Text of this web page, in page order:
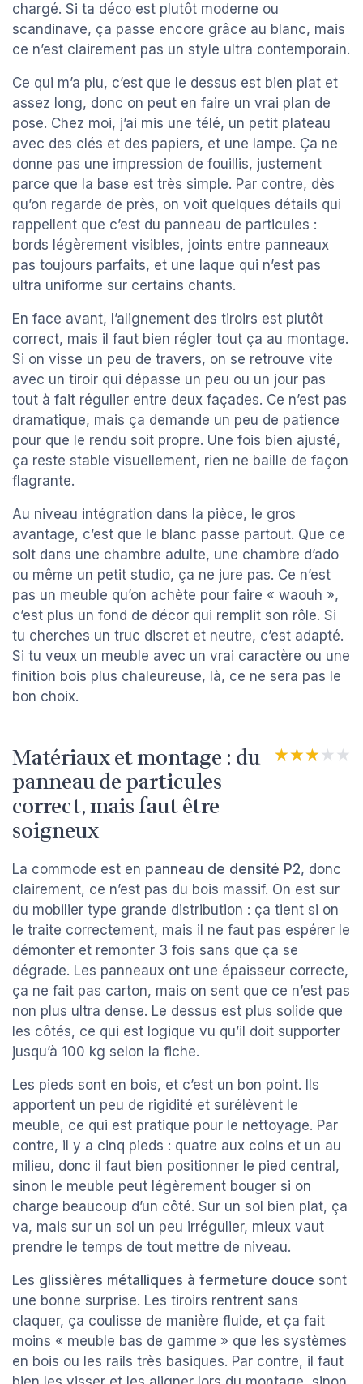
chargé. Si ta déco est plutôt moderne ou
scandinave, ça passe encore grâce au blanc, mais
ce n’est clairement pas un style ultra contemporain.
Ce qui m’a plu, c’est que le dessus est bien plat et
assez long, donc on peut en faire un vrai plan de
pose. Chez moi, j’ai mis une télé, un petit plateau
avec des clés et des papiers, et une lampe. Ça ne
donne pas une impression de fouillis, justement
parce que la base est très simple. Par contre, dès
qu’on regarde de près, on voit quelques détails qui
rappellent que c’est du panneau de particules :
bords légèrement visibles, joints entre panneaux
pas toujours parfaits, et une laque qui n’est pas
ultra uniforme sur certains chants.
En face avant, l’alignement des tiroirs est plutôt
correct, mais il faut bien régler tout ça au montage.
Si on visse un peu de travers, on se retrouve vite
avec un tiroir qui dépasse un peu ou un jour pas
tout à fait régulier entre deux façades. Ce n’est pas
dramatique, mais ça demande un peu de patience
pour que le rendu soit propre. Une fois bien ajusté,
ça reste stable visuellement, rien ne baille de façon
flagrante.
Au niveau intégration dans la pièce, le gros
avantage, c’est que le blanc passe partout. Que ce
soit dans une chambre adulte, une chambre d’ado
ou même un petit studio, ça ne jure pas. Ce n’est
pas un meuble qu’on achète pour faire « waouh »,
c’est plus un fond de décor qui remplit son rôle. Si
tu cherches un truc discret et neutre, c’est adapté.
Si tu veux un meuble avec un vrai caractère ou une
finition bois plus chaleureuse, là, ce ne sera pas le
bon choix.
Matériaux et montage : du
panneau de particules
correct, mais faut être
soigneux
★★★★★
★★★★★
La commode est en panneau de densité P2, donc
clairement, ce n’est pas du bois massif. On est sur
du mobilier type grande distribution : ça tient si on
le traite correctement, mais il ne faut pas espérer le
démonter et remonter 3 fois sans que ça se
dégrade. Les panneaux ont une épaisseur correcte,
ça ne fait pas carton, mais on sent que ce n’est pas
non plus ultra dense. Le dessus est plus solide que
les côtés, ce qui est logique vu qu’il doit supporter
jusqu’à 100 kg selon la fiche.
Les pieds sont en bois, et c’est un bon point. Ils
apportent un peu de rigidité et surélèvent le
meuble, ce qui est pratique pour le nettoyage. Par
contre, il y a cinq pieds : quatre aux coins et un au
milieu, donc il faut bien positionner le pied central,
sinon le meuble peut légèrement bouger si on
charge beaucoup d’un côté. Sur un sol bien plat, ça
va, mais sur un sol un peu irrégulier, mieux vaut
prendre le temps de tout mettre de niveau.
Les glissières métalliques à fermeture douce sont
une bonne surprise. Les tiroirs rentrent sans
claquer, ça coulisse de manière fluide, et ça fait
moins « meuble bas de gamme » que les systèmes
en bois ou les rails très basiques. Par contre, il faut